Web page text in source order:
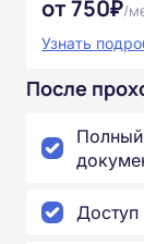
от 750₽/
Узнать
После
Доступ